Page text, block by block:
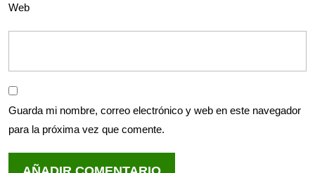
Web
Guarda mi nombre, correo electrónico y web en este navegador
para la próxima vez que comente.